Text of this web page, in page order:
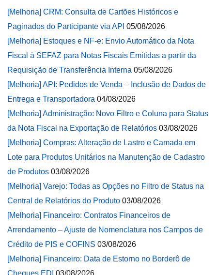
[Melhoria] CRM: Consulta de Cartões Históricos e
Paginados do Participante via API 05/08/2026
[Melhoria] Estoques e NF-e: Envio Automático da Nota
Fiscal à SEFAZ para Notas Fiscais Emitidas a partir da
Requisição de Transferência Interna 05/08/2026
[Melhoria] API: Pedidos de Venda – Inclusão de Dados de
Entrega e Transportadora 04/08/2026
[Melhoria] Administração: Novo Filtro e Coluna para Status
da Nota Fiscal na Exportação de Relatórios 03/08/2026
[Melhoria] Compras: Alteração de Lastro e Camada em
Lote para Produtos Unitários na Manutenção de Cadastro
de Produtos 03/08/2026
[Melhoria] Varejo: Todas as Opções no Filtro de Status na
Central de Relatórios do Produto 03/08/2026
[Melhoria] Financeiro: Contratos Financeiros de
Arrendamento – Ajuste de Nomenclatura nos Campos de
Crédito de PIS e COFINS 03/08/2026
[Melhoria] Financeiro: Data de Estorno no Borderô de
Cheques EDI 03/08/2026